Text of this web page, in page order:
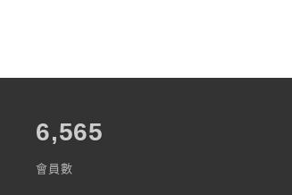
7,176
會員數